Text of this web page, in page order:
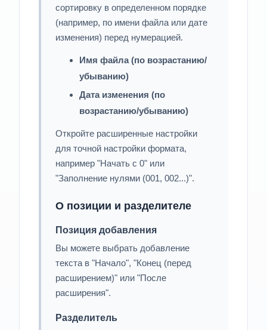
сортировку в определенном порядке
(например, по имени файла или дате
изменения) перед нумерацией.
Имя файла (по возрастанию/
убыванию)
Дата изменения (по
возрастанию/убыванию)
Откройте расширенные настройки
для точной настройки формата,
например "Начать с 0" или
"Заполнение нулями (001, 002...)".
О позиции и разделителе
Позиция добавления
Вы можете выбрать добавление
текста в "Начало", "Конец (перед
расширением)" или "После
расширения".
Разделитель